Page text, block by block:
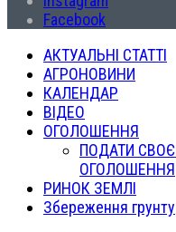
Facebook
АКТУАЛЬНІ СТАТТІ
АГРОНОВИНИ
КАЛЕНДАР
ВІДЕО
ОГОЛОШЕННЯ
ПОДАТИ СВОЄ
ОГОЛОШЕННЯ
РИНОК ЗЕМЛІ
Збереження грунту